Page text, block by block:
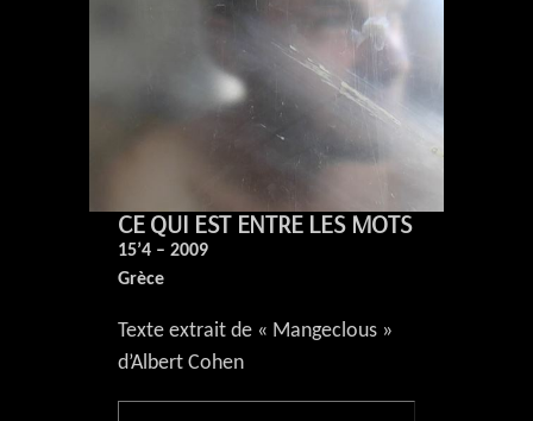
CE QUI EST ENTRE LES MOTS
15’4 – 2009
Grèce
Texte extrait de « Mangeclous »
d’Albert Cohen